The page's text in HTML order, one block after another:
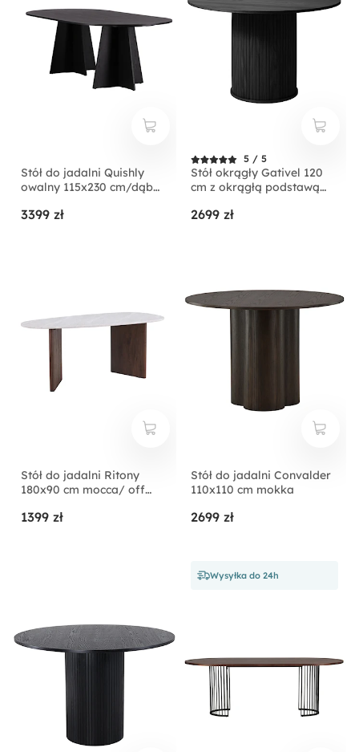
Stół do jadalni Quishly
owalny 115x230 cm/dąb
3399 zł
5 / 5
Stół okrągły Gativel 120
cm z okrągłą podstawą
2699 zł
Stół do jadalni Ritony
180x90 cm mocca/ off
1399 zł
Stół do jadalni Convalder
110x110 cm mokka
2699 zł
Wysyłka do 24h